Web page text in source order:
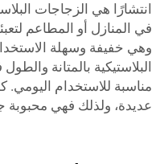
انتشارًا هي الزجاجات
في المنازل أو المطاعم
البلاستيكية بالمتانة
مناسبة للاستخدام اليومي.
عديدة، ولذلك فهي محبوبة